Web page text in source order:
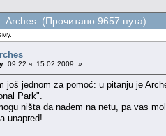
Arches (Прочитано 9657 пута)
у: 09.22 ч. 15.02.2009. »
još jednom za pomoć: u pitanju je
Park".
ništa da nađem na netu, pa vas
unapred!